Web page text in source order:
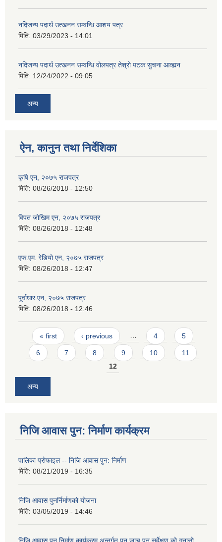
नदिजन्य पदार्थ उत्खनन सम्वन्धि आशय पत्र
मिति: 03/29/2023 - 14:01
नदिजन्य पदार्थ उत्खनन सम्वन्धि वोलपत्र तेश्रो पटक सुचना आव्ह्यन
मिति: 12/24/2022 - 09:05
अन्य
ऐन, कानुन तथा निर्देशिका
कृषि एन, २०७५ राजपत्र
मिति: 08/26/2018 - 12:50
विपत जोखिम एन, २०७५ राजपत्र
मिति: 08/26/2018 - 12:48
एफ.एम. रेडियो एन, २०७५ राजपत्र
मिति: 08/26/2018 - 12:47
पूर्वाधार एन, २०७५ राजपत्र
मिति: 08/26/2018 - 12:46
Pages
« first ‹ previous … 4 5
6 7 8 9 10
11
12
अन्य
निजि आवास पुन: निर्माण कार्यक्रम
पालिका प्राेफाइल -- निजि आवास पुन: निर्माण
मिति: 08/21/2019 - 16:35
निजि आवास पुनर्निर्माणको योजना
मिति: 03/05/2019 - 14:46